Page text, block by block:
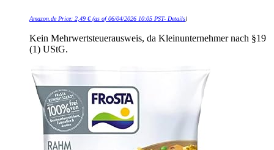
Amazon.de Price: 2,49 €(as of 06/04/2026 10:05 PST- Details)
Kein Mehrwertsteuerausweis, da Kleinunternehmer nach §19
(1) UStG.